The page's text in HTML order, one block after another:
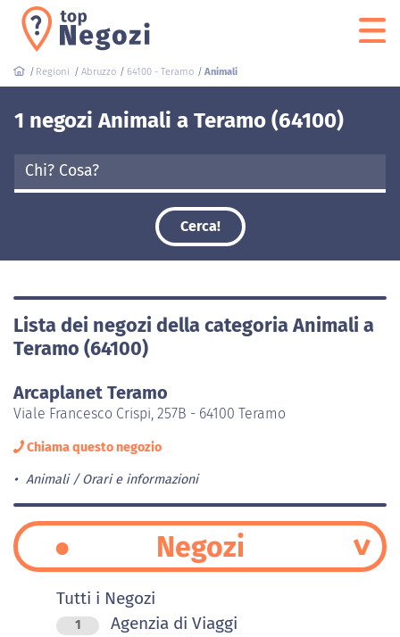
Regioni Abruzzo 64100 - Teramo Animali
1 negozi Animali a Teramo (64100)
Cerca!
Lista dei negozi della categoria Animali a
Teramo (64100)
Arcaplanet Teramo
Viale Francesco Crispi, 257B - 64100 Teramo
Chiama questo negozio
Animali Orari e informazioni
Negozi
Tutti i Negozi
1 Agenzia di Viaggi